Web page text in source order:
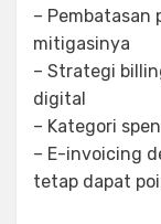
– Pembatasan
mitigasinya
– Strategi
digital
– Kategori
– E-invoicing
tetap dapat